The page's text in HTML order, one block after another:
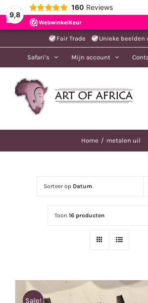
9,8
160 Reviews
naar
Fair Trade Unieke beelden
Safari’s Mijn account
Home metalen uil
Sorteer op Datum
Toon16 producten
Sale!